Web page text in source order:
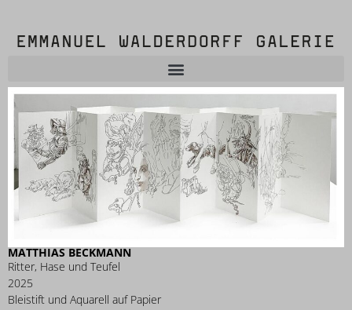
MATTHIAS BECKMANN
Ritter, Hase und Teufel
2025
Bleistift und Aquarell auf Papier